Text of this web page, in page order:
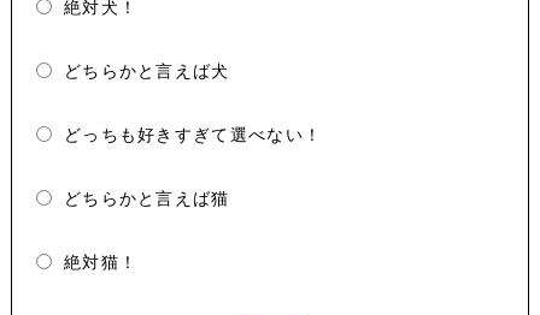
絶対犬！
どちらかと言えば犬
どっちも好きすぎて選べない！
どちらかと言えば猫
絶対猫！